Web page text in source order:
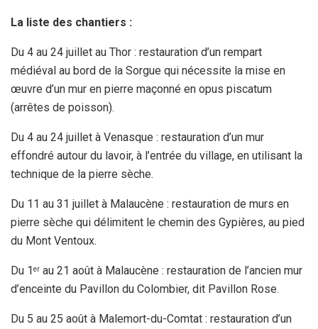
La liste des chantiers :
Du 4 au 24 juillet au Thor : restauration d’un rempart
médiéval au bord de la Sorgue qui nécessite la mise en
œuvre d’un mur en pierre maçonné en opus piscatum
(arrêtes de poisson).
Du 4 au 24 juillet à Venasque : restauration d’un mur
effondré autour du lavoir, à l’entrée du village, en utilisant la
technique de la pierre sèche.
Du 11 au 31 juillet à Malaucène : restauration de murs en
pierre sèche qui délimitent le chemin des Gypières, au pied
du Mont Ventoux.
Du 1er au 21 août à Malaucène : restauration de l’ancien mur
d’enceinte du Pavillon du Colombier, dit Pavillon Rose.
Du 5 au 25 août à Malemort-du-Comtat : restauration d’un